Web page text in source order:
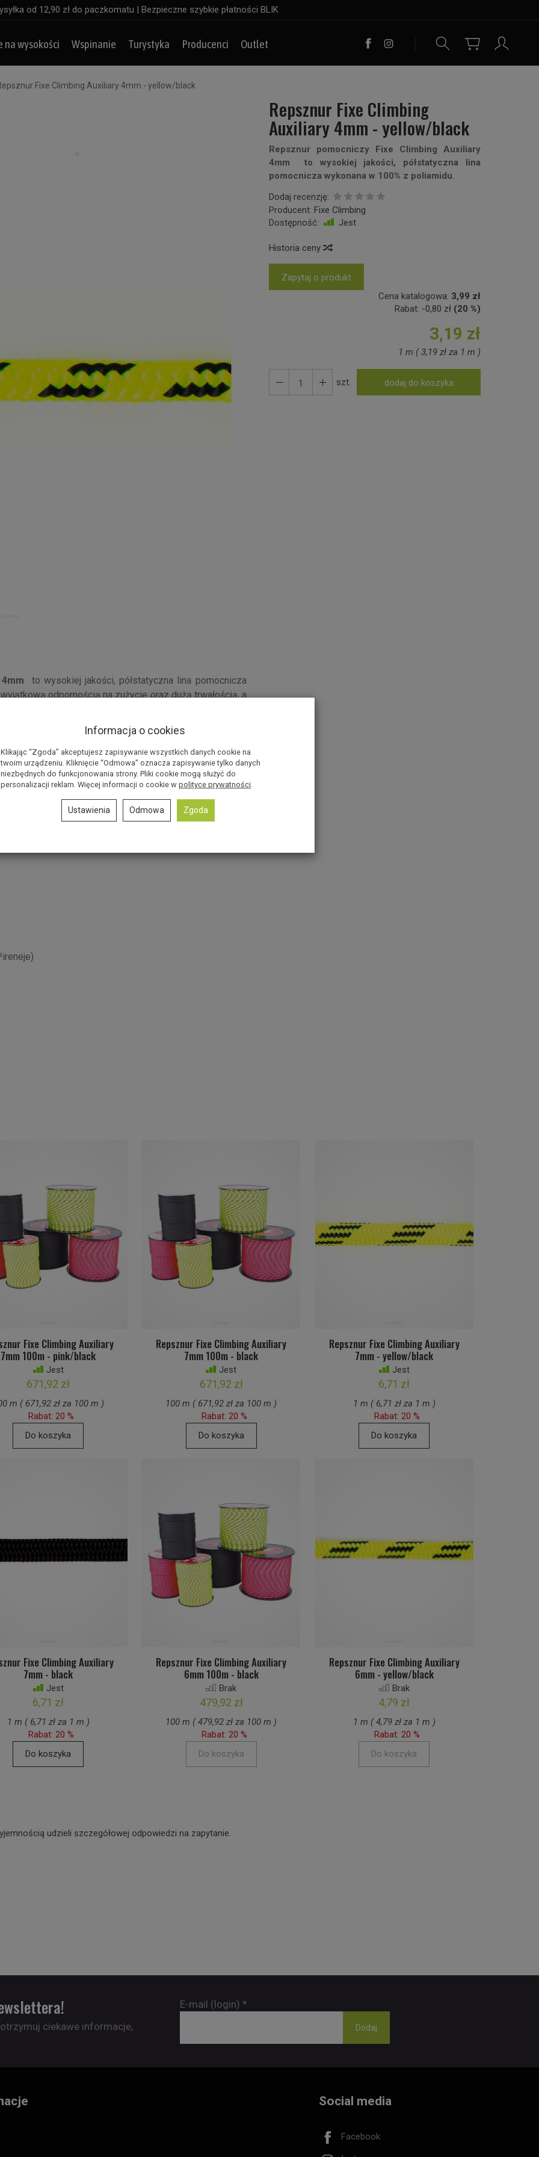
od 12,90 zł do paczkomatu | Bezpieczne szybkie płatności BLIK
na wysokości Wspinanie Turystyka Producenci Outlet
Fixe Climbing Auxiliary 4mm - yellow/black
Repsznur Fixe Climbing
Auxiliary 4mm - yellow/black
Repsznur pomocniczy Fixe Climbing Auxiliary
4mm to wysokiej jakości, półstatyczna lina
pomocnicza wykonana w 100% z poliamidu.
Dodaj recenzję:
Producent: Fixe Climbing
Dostępność:
Jest
Historia ceny
Zapytaj o produkt
Cena katalogowa: 3,99 zł
Rabat: -0,80 zł (20 %)
3,19 zł
1 m (3,19 zł za 1 m )
szt. dodaj do koszyka
to wysokiej jakości, półstatyczna lina pomocnicza
odpornością na zużycie oraz dużą trwałością, a
oraz transport. Dzięki zastosowaniu materiału
i odporność na uszkodzenia mechaniczne.
Endurance braiding , która sprawia, że warkocze liny są
zwartą i równomierną powierzchnię. Takie plecionki
na dłuższą trwałość sznura. Dodatkowo, ta konstrukcja
brudu i kurzu, które przyczyniają się do szybszego
sprawdza się w różnych aktywnościach na świeżym
zanieczyszczenia.
Fixe Climbing Auxiliary
7mm 100m - pink/black
Jest
671,92 zł
m ( 671,92 zł za 100 m )
Rabat: 20 %
Do koszyka
Repsznur Fixe Climbing Auxiliary
7mm 100m - black
Jest
671,92 zł
100 m ( 671,92 zł za 100 m )
Rabat: 20 %
Do koszyka
Repsznur Fixe Climbing Auxiliary
7mm - yellow/black
Jest
6,71 zł
1 m ( 6,71 zł za 1 m )
Rabat: 20 %
Do koszyka
Fixe Climbing Auxiliary
7mm - black
Jest
6,71 zł
1 m ( 6,71 zł za 1 m )
Rabat: 20 %
Do koszyka
Repsznur Fixe Climbing Auxiliary
6mm 100m - black
Brak
479,92 zł
100 m ( 479,92 zł za 100 m )
Rabat: 20 %
Do koszyka
Repsznur Fixe Climbing Auxiliary
6mm - yellow/black
Brak
4,79 zł
1 m ( 4,79 zł za 1 m )
Rabat: 20 %
Do koszyka
udzieli szczegółowej odpowiedzi na zapytanie.
ciekawe informacje,
E-mail (login) *
Social media
Facebook
Informacja o cookies
Klikając “Zgoda” akceptujesz zapisywanie wszystkich danych cookie na
twoim urządzeniu. Kliknięcie “Odmowa” oznacza zapisywanie tylko danych
niezbędnych do funkcjonowania strony. Pliki cookie mogą służyć do
personalizacji reklam. Więcej informacji o cookie w polityce prywatności.
Ustawienia Odmowa Zgoda